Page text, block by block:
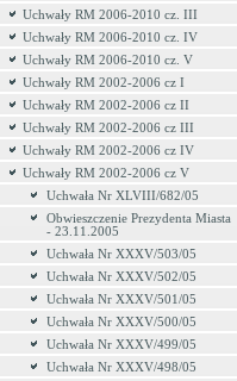
Uchwały RM 2006-2010 cz. III
Uchwały RM 2006-2010 cz. IV
Uchwały RM 2006-2010 cz. V
Uchwały RM 2002-2006 cz I
Uchwały RM 2002-2006 cz II
Uchwały RM 2002-2006 cz III
Uchwały RM 2002-2006 cz IV
Uchwały RM 2002-2006 cz V
Uchwała Nr XLVIII/682/05
Obwieszczenie Prezydenta Miasta
- 23.11.2005
Uchwała Nr XXXV/503/05
Uchwała Nr XXXV/502/05
Uchwała Nr XXXV/501/05
Uchwała Nr XXXV/500/05
Uchwała Nr XXXV/499/05
Uchwała Nr XXXV/498/05